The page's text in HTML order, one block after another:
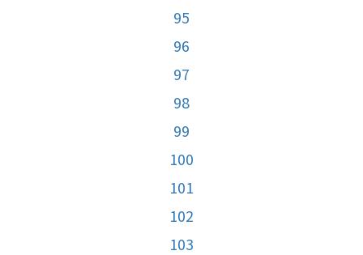
95
96
97
98
99
100
101
102
103